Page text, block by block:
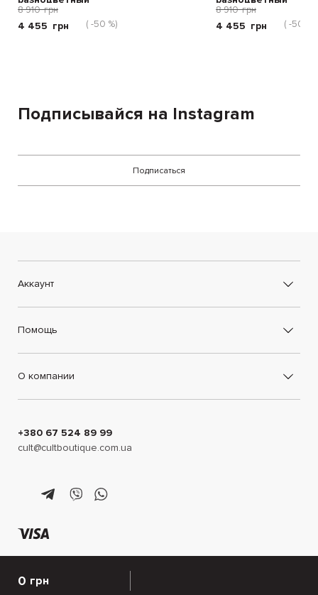
0 грн
8 910 грн
4 455 грн ( -50 %)
8 910 грн
4 455 грн ( -50 %)
Подписывайся на Instagram
Подписаться
Аккаунт
Помощь
О компании
+380 67 524 89 99
cult@cultboutique.com.ua